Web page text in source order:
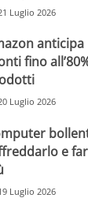
Luglio 2026
anticipa
fino
Luglio 2026
e
Luglio 2026